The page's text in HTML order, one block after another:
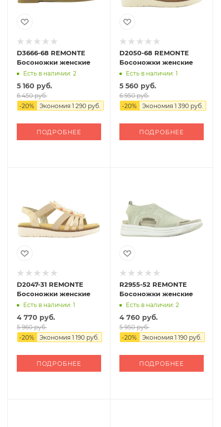
D3666-68 REMONTE
Босоножки женские
Есть в наличии: 2
5 160 руб.
6 450 руб.
-20% Экономия 1 290 руб.
ПОДРОБНЕЕ
D2050-68 REMONTE
Босоножки женские
Есть в наличии: 1
5 560 руб.
6 950 руб.
-20% Экономия 1 390 руб.
ПОДРОБНЕЕ
D2047-31 REMONTE
Босоножки женские
Есть в наличии: 1
4 770 руб.
5 960 руб.
-20% Экономия 1 190 руб.
ПОДРОБНЕЕ
R2955-52 REMONTE
Босоножки женские
Есть в наличии: 2
4 760 руб.
5 950 руб.
-20% Экономия 1 190 руб.
ПОДРОБНЕЕ